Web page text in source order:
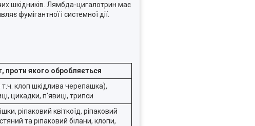
шкідників. Лямбда-цигалотрин має
фумігантної і системної дії.
проти якого обробляється
т.ч. клоп шкідлива черепашка),
цикадки, п’явиці, трипси
ріпаковий квіткоїд, ріпаковий
та ріпаковий білани, клопи,